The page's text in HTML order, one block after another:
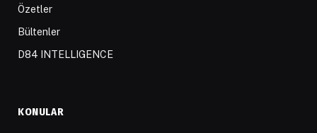
Özetler
Bültenler
D84 INTELLIGENCE
KONULAR